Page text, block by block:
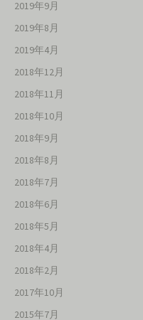
2019年9月
2019年8月
2019年4月
2018年12月
2018年11月
2018年10月
2018年9月
2018年8月
2018年7月
2018年6月
2018年5月
2018年4月
2018年2月
2017年10月
2015年7月